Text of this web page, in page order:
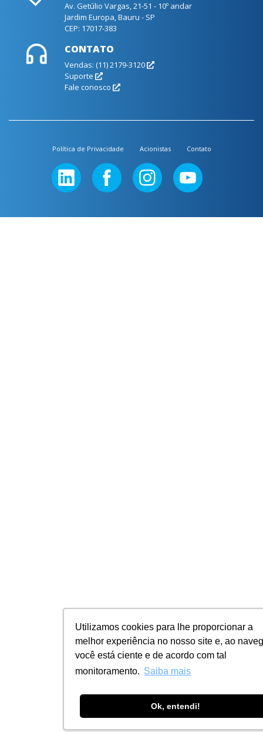
Utilizamos cookies para lhe proporcionar a
melhor experiência no nosso site e, ao
você está ciente e de acordo com tal
monitoramento. Saiba mais
Ok, entendi!
Utilizamos cookies para lhe proporcionar a
melhor experiência no nosso site e, ao
você está ciente e de acordo com tal
monitoramento. Saiba mais
Ok, entendi!
Av. Getúlio Vargas, 21-51 - 10º andar
Jardim Europa, Bauru - SP
CEP: 17017-383
CONTATO
Vendas: (11) 2179-3120
Suporte
Fale conosco
Política de Privacidade Acionistas Contato